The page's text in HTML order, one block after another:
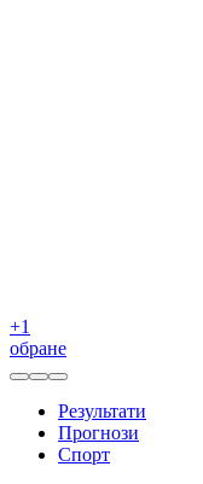
+1
обране
Результати
Прогнози
Спорт